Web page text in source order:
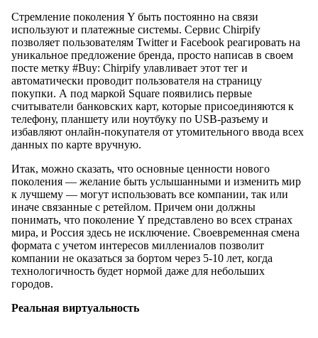
Стремление поколения Y быть постоянно на связи
используют и платежные системы. Сервис Chirpify
позволяет пользователям Twitter и Facebook реагировать на
уникальное предложение бренда, просто написав в своем
посте метку #Buy: Chirpify улавливает этот тег и
автоматически проводит пользователя на страницу
покупки. А под маркой Square появились первые
считыватели банковских карт, которые присоединяются к
телефону, планшету или ноутбуку по USB-разъему и
избавляют онлайн-покупателя от утомительного ввода всех
данных по карте вручную.
Итак, можно сказать, что основные ценности нового
поколения — желание быть услышанными и изменить мир
к лучшему — могут использовать все компании, так или
иначе связанные с ретейлом. Причем они должны
понимать, что поколение Y представлено во всех странах
мира, и Россия здесь не исключение. Своевременная смена
формата с учетом интересов миллениалов позволит
компании не оказаться за бортом через 5-10 лет, когда
технологичность будет нормой даже для небольших
городов.
Реальная виртуальность